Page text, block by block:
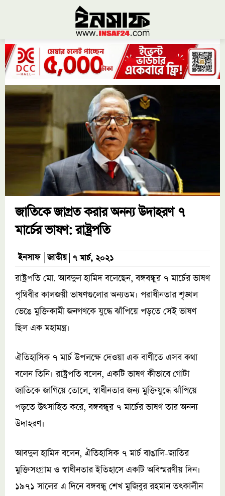
জাতিকে জাগ্রত করার অনন্য উদাহরণ ৭
মার্চের ভাষণ: রাষ্ট্রপতি
ইনসাফ জাতীয় ৭ মার্চ, ২০২১
রাষ্ট্রপতি মো. আবদুল হামিদ বলেছেন, বঙ্গবন্ধুর ৭ মার্চের ভাষণ
পৃথিবীর কালজয়ী ভাষণগুলোর অন্যতম। পরাধীনতার শৃঙ্খল
ভেঙে মুক্তিকামী জনগণকে যুদ্ধে ঝাঁপিয়ে পড়তে সেই ভাষণ
ছিল এক মহামন্ত্র।
ঐতিহাসিক ৭ মার্চ উপলক্ষে দেওয়া এক বাণীতে এসব কথা
বলেন তিনি। রাষ্ট্রপতি বলেন, একটি ভাষণ কীভাবে গোটা
জাতিকে জাগিয়ে তোলে, স্বাধীনতার জন্য মুক্তিযুদ্ধে ঝাঁপিয়ে
পড়তে উৎসাহিত করে, বঙ্গবন্ধুর ৭ মার্চের ভাষণ তার অনন্য
উদাহরণ।
আবদুল হামিদ বলেন, ঐতিহাসিক ৭ মার্চ বাঙালি-জাতির
মুক্তিসংগ্রাম ও স্বাধীনতার ইতিহাসে একটি অবিস্মরণীয় দিন।
১৯৭১ সালের এ দিনে বঙ্গবন্ধু শেখ মুজিবুর রহমান তৎকালীন